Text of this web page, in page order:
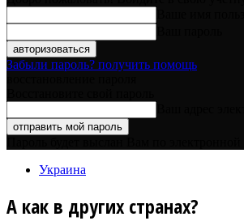
Забыли пароль? получить помощь
Украина
А как в других странах?